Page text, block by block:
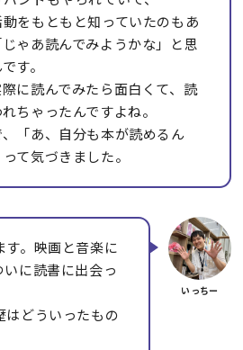
動をもともと知っていたのもあ
じゃあ読んでみようかな」と思
す。
に読んでみたら面白くて、読
ちゃったんですよね。
、「あ、自分も本が読めるん
て気づきました。
す。映画と音楽に
に読書に出会っ
はどういったもの